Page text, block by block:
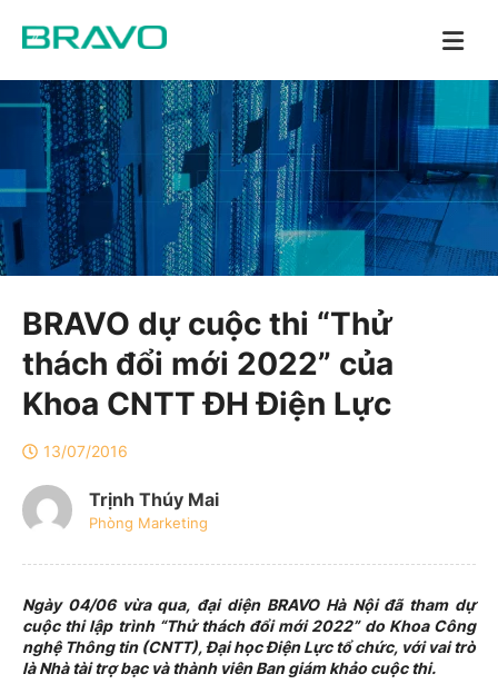
BRAVO dự cuộc thi “Thử
thách đổi mới 2022” của
Khoa CNTT ĐH Điện Lực
13/07/2016
Trịnh Thúy Mai
Phòng Marketing
Ngày 04/06 vừa qua, đại diện BRAVO Hà Nội đã tham dự
cuộc thi lập trình “Thử thách đổi mới 2022” do Khoa Công
nghệ Thông tin (CNTT), Đại học Điện Lực tổ chức, với vai trò
là Nhà tài trợ bạc và thành viên Ban giám khảo cuộc thi.